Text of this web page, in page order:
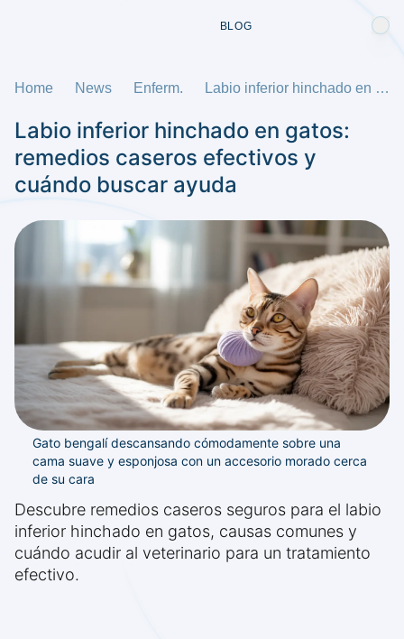
BLOG
Home News Enferm. Labio inferior hinchado en gatos: remedios caseros efectivos y cuándo buscar ayuda
Labio inferior hinchado en gatos:
remedios caseros efectivos y
cuándo buscar ayuda
Gato bengalí descansando cómodamente sobre una
cama suave y esponjosa con un accesorio morado cerca
de su cara
Descubre remedios caseros seguros para el labio
inferior hinchado en gatos, causas comunes y
cuándo acudir al veterinario para un tratamiento
efectivo.